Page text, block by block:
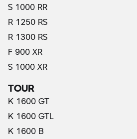
S 1000 RR
R 1250 RS
R 1300 RS
F 900 XR
S 1000 XR
TOUR
K 1600 GT
K 1600 GTL
K 1600 B